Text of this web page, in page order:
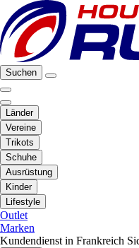
Suchen
Länder
Vereine
Trikots
Schuhe
Ausrüstung
Kinder
Lifestyle
Outlet
Marken
Kundendienst in Frankreich